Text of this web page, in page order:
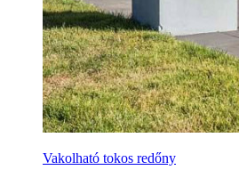
Vakolható tokos redőny